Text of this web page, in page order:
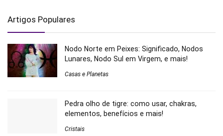
Artigos Populares
Nodo Norte em Peixes: Significado, Nodos
Lunares, Nodo Sul em Virgem, e mais!
Casas e Planetas
Pedra olho de tigre: como usar, chakras,
elementos, benefícios e mais!
Cristais